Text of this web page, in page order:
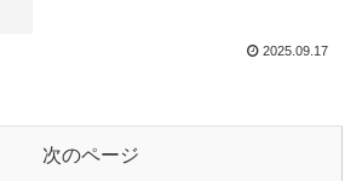
2025.09.17
次のページ